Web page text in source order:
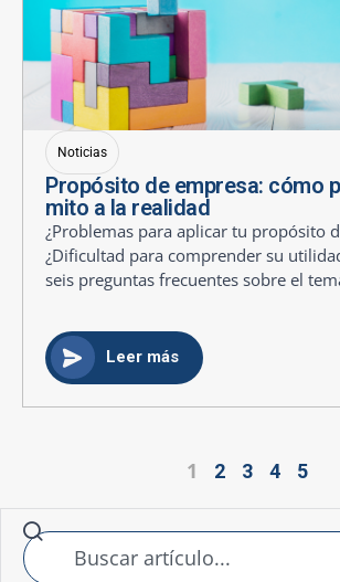
Noticias
Propósito de empresa: cómo
mito a la realidad
¿Problemas para aplicar tu propósito
¿Dificultad para comprender su
seis preguntas frecuentes sobre el
Leer más
1 2 3 4 5